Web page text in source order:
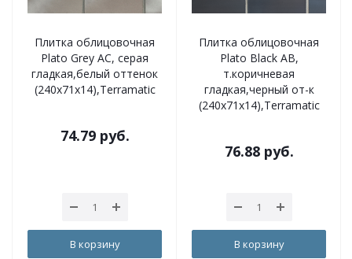
Плитка облицовочная
Plato Grey AC, серая
гладкая,белый оттенок
(240х71х14),Terramatic
74.79руб.
В корзину
Плитка облицовочная
Plato Black AB,
т.коричневая
гладкая,черный от-к
(240х71х14),Terramatic
76.88руб.
В корзину